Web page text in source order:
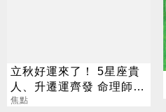
立秋好運來了！ 5星座貴
人、升遷運齊發 命理師：
把握黃金轉運期
焦點